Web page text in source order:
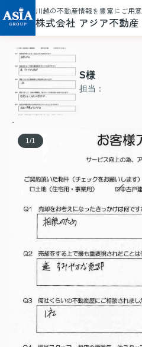
川越の不動産情報を豊富にご用意
株式会社 アジア不動産
S様
担当：
-
1 /1